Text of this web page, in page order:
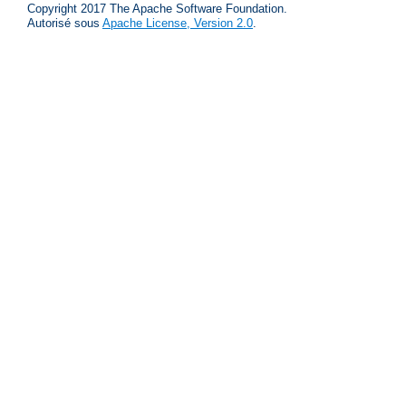
Copyright 2017 The Apache Software Foundation.
Autorisé sous Apache License, Version 2.0